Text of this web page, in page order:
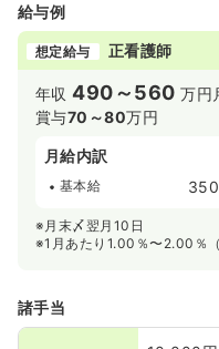
給与例
想定給与 正看護師
年収490～560 万円
賞与70～80万円
月給内訳
基本給
※月末〆翌月10日
※1月あたり1.00％〜2.00％（
諸手当